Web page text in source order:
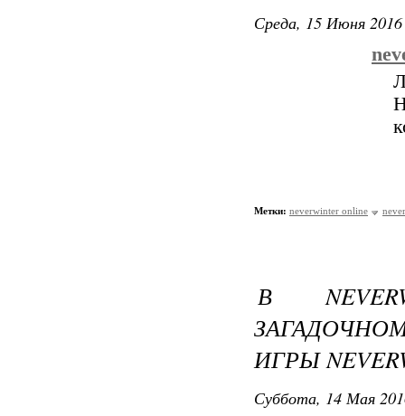
Среда, 15 Июня
Метки: neverwinter online
В
ИГРЫ
Суббота, 14 Мая